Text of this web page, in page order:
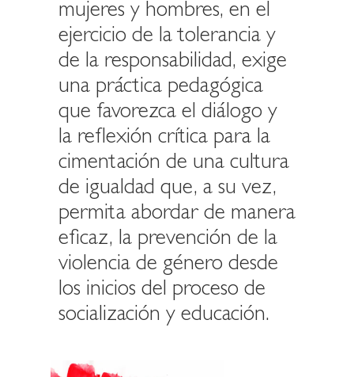
mujeres y hombres, en el
ejercicio de la tolerancia y
de la responsabilidad, exige
una práctica pedagógica
que favorezca el diálogo y
la reflexión crítica para la
cimentación de una cultura
de igualdad que, a su vez,
permita abordar de manera
eficaz, la prevención de la
violencia de género desde
los inicios del proceso de
socialización y educación.